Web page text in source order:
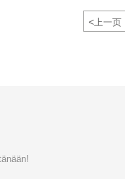
<上一页